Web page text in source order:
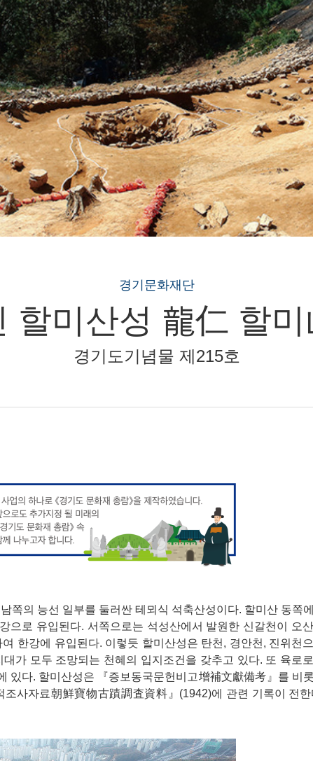
경기문화재단
할미산성 龍仁 할미
경기도기념물 제215호
쪽의 능선 일부를 둘러싼 테뫼식 석축산성이다. 할미산 동쪽
으로 유입된다. 서쪽으로는 석성산에서 발원한 신갈천이 오
한강에 유입된다. 이렇듯 할미산성은 탄천, 경안천, 진위천
가 모두 조망되는 천혜의 입지조건을 갖추고 있다. 또 육로
있다. 할미산성은 『증보동국문헌비고增補文獻備考』를 비
사자료朝鮮寶物古蹟調査資料』(1942)에 관련 기록이 전한